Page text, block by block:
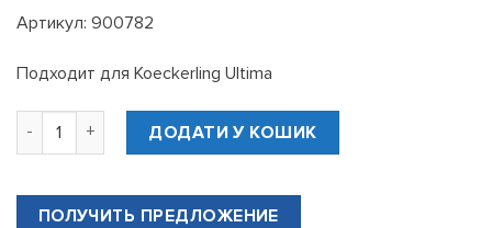
Артикул: 900782
Подходит для Koeckerling Ultima
Резиновая лента прикатывающего катка Koeckerling,
ДОДАТИ У КОШИК
ПОЛУЧИТЬ ПРЕДЛОЖЕНИЕ